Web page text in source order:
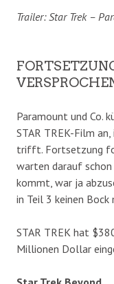
Trailer: Star Trek –
Paramount und Co.
STAR TREK-Film
trifft. Fortsetzung
warten darauf schon
kommt, war ja
in Teil 3 keinen
STAR TREK hat
Millionen Dollar